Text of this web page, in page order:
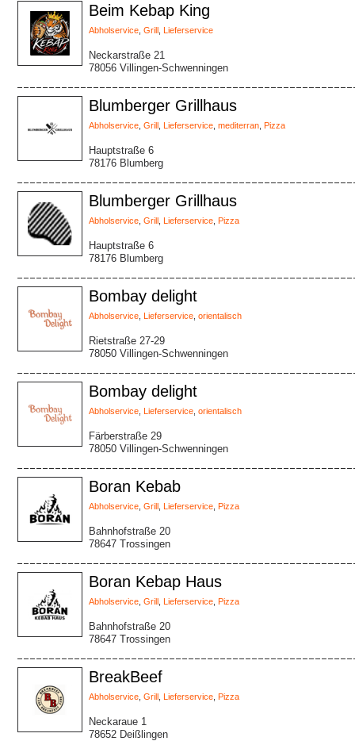
Beim Kebap King
Abholservice Grill Lieferservice
Neckarstraße 21
78056 Villingen-Schwenningen
Blumberger Grillhaus
Abholservice Grill Lieferservice mediterran Pizza
Hauptstraße 6
78176 Blumberg
Blumberger Grillhaus
Abholservice Grill Lieferservice Pizza
Hauptstraße 6
78176 Blumberg
Bombay delight
Abholservice Lieferservice orientalisch
Rietstraße 27-29
78050 Villingen-Schwenningen
Bombay delight
Abholservice Lieferservice orientalisch
Färberstraße 29
78050 Villingen-Schwenningen
Boran Kebab
Abholservice Grill Lieferservice Pizza
Bahnhofstraße 20
78647 Trossingen
Boran Kebap Haus
Abholservice Grill Lieferservice Pizza
Bahnhofstraße 20
78647 Trossingen
BreakBeef
Abholservice Grill Lieferservice Pizza
Neckaraue 1
78652 Deißlingen